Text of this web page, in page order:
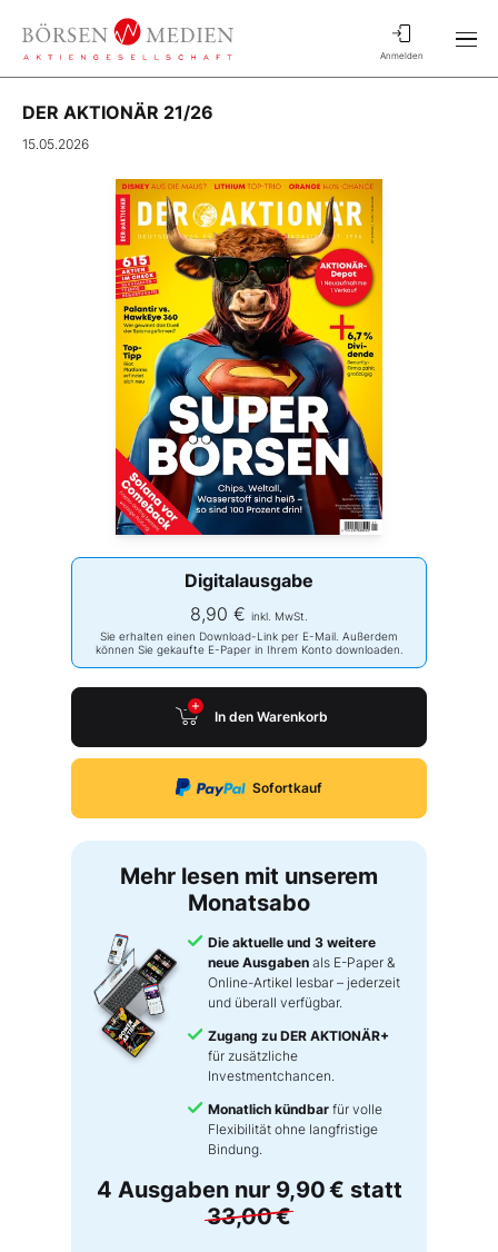
Anmelden
DER AKTIONÄR 21/26
15.05.2026
Digitalausgabe
8,90 € inkl. MwSt.
Sie erhalten einen Download-Link per E-Mail. Außerdem
können Sie gekaufte E-Paper in Ihrem Konto downloaden.
In den Warenkorb
Sofortkauf
Mehr lesen mit unserem
Monatsabo
Die aktuelle und 3 weitere
neue Ausgaben als E-Paper &
Online-Artikel lesbar – jederzeit
und überall verfügbar.
Zugang zu DER AKTIONÄR+
für zusätzliche
Investmentchancen.
Monatlich kündbar für volle
Flexibilität ohne langfristige
Bindung.
4 Ausgaben nur 9,90 € statt
33,00 €